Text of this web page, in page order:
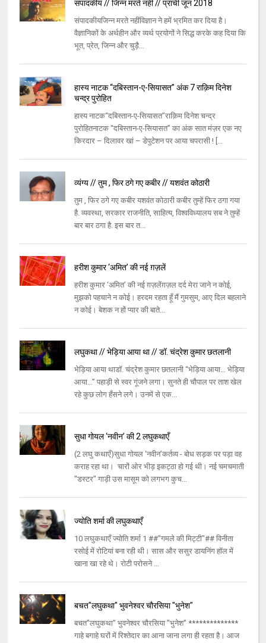
संपादकीय // जिन्न मरते नहीं // प्राची जून 2018
संपादकीयजिन्न मरते नहींविज्ञान ने हमें भ्रमित कर दिया है।
वैज्ञानिकों के अर्थहीन और व्यर्थ प्रयोगों ने सिद्ध करके कह दिया कि
भूत, प्रेत, जिन्न और चुड़ै...
हास्य नाटक “दबिस्तान-ए-सियासत” अंक 7 राक़िम दिनेश
चन्द्र पुरोहित
हास्य नाटक“दबिस्तान-ए-सियासत”राक़िम दिनेश चन्द्र
पुरोहितनाटक “दबिस्तान-ए-सियासत” का अंक सात मंज़र एक नए
किरदार – दिलावर खां – डेपुटेशन पर आया चपरासी ! [...
व्यंग्य // तुम , फिर ठगे गए कबीर // यशवंत कोठारी
तुम , फिर ठगे गए कबीर यशवंत कोठारी कबीर तुम्हें फिर ठगा गया
है. व्यवस्था, सरकार राजनीति, साहित्य, विश्वविध्यालय सब ने तुम्हें
बार बार ठगा है. इस बार त...
हरीश कुमार ‘अमित’ की नई ग़ज़लें
हरीश कुमार ‘अमित’ की नई ग़ज़लेंग़ज़ल दर्द मेरा जाने न कोई,
मुझको पहचाने न कोई। हरदम रहता हूँ मैं गुमसुम, आए दिल बहलाने
न कोई। बेशक न हों प्यार की बाते...
लघुकथा // भेड़िया आया था // डॉ. चंद्रेश कुमार छतलानी
भेड़िया आया थाडॉ. चंद्रेश कुमार छतलानी “भेड़िया आया… भेड़िया
आया…” पहाड़ी से स्वर गूंजने लगा। सुनते ही चौपाल पर ताश खेल
रहे कुछ लोग हँसने लगे। उनमें से एक...
सुधा गोयल ‘नवीन’ की 2 लघुकथाएँ
(2 लघु कथाएँ)सुधा गोयल ‘नवीन’कर्तव्य - बोध सड़क पर पड़ा वह
कराह रहा था। चारों ओर भीड़ इकट्ठा हो गई थी। नई चमचमाती
"डस्टर" गाड़ी उस मासूम को लगभग कुच...
ज्योति शर्मा की लघुकथाएँ
10 लघुकथाएँ ज्योति शर्मा 1 ##"गमले की मिट्टी"## विनीता
रसोई में रोटियां बना रही थी। सास और ससुर डायनिंग हॉल में
खाना खा रहे थे। रोटी परोसने ...
बचत"लघुकथा" भुवनेश्वर चौरसिया "भुनेश"
बचत"लघुकथा" भुवनेश्वर चौरसिया "भुनेश" **************
गाहे बगाहे घरों में रिश्तेदार का आना जाना लगा ही रहता है। आज